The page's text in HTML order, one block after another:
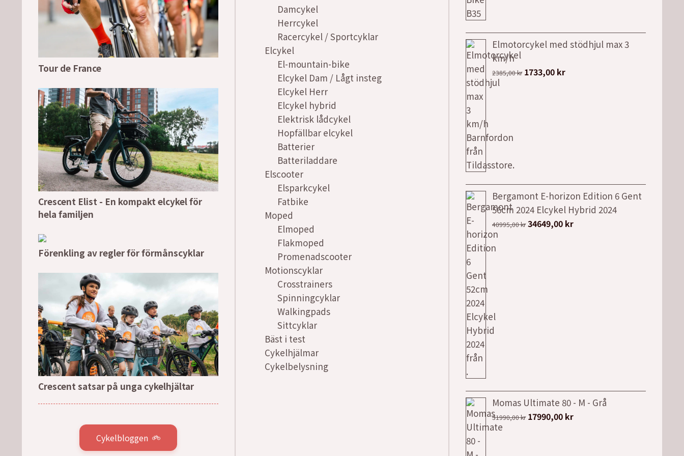
Tour de France
Crescent Elist - En kompakt elcykel för
hela familjen
Förenkling av regler för förmånscyklar
Crescent satsar på unga cykelhjältar
Cykelbloggen
Damcykel
Herrcykel
Racercykel / Sportcyklar
Elcykel
El-mountain-bike
Elcykel Dam / Lågt insteg
Elcykel Herr
Elcykel hybrid
Elektrisk lådcykel
Hopfällbar elcykel
Batterier
Batteriladdare
Elscooter
Elsparkcykel
Fatbike
Moped
Elmoped
Flakmoped
Promenadscooter
Motionscyklar
Crosstrainers
Spinningcyklar
Walkingpads
Sittcyklar
Bäst i test
Cykelhjälmar
Cykelbelysning
4199,00 kr.3299,00 kr.
Elmotorcykel med stödhjul max 3
km/h
2385,00kr Det
1733,00 kr
Bergamont E-horizon Edition 6 Gent
56cm 2024 Elcykel Hybrid 2024
40995,00kr Det
34649,00 kr
Momas Ultimate 80 - M - Grå
31990,00kr Det
17990,00 kr